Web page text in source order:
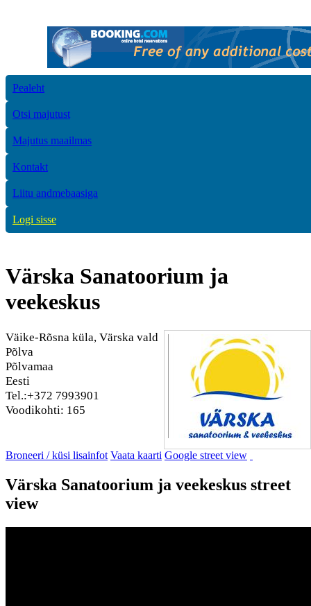
Pealeht
Otsi majutust
Majutus maailmas
Kontakt
Liitu andmebaasiga
Logi sisse
Värska Sanatoorium ja
veekeskus
Väike-Rõsna küla, Värska vald
Põlva
Põlvamaa
Eesti
Tel.:+372 7993901
Voodikohti: 165
Broneeri / küsi lisainfot Vaata kaarti Google street view
Värska Sanatoorium ja veekeskus street
view